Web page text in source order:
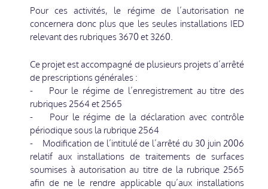
Pour ces activités, le régime de l’autorisation ne
concernera donc plus que les seules installations IED
relevant des rubriques 3670 et 3260.
Ce projet est accompagné de plusieurs projets d’arrêté
de prescriptions générales :
- Pour le régime de l’enregistrement au titre des
rubriques 2564 et 2565
- Pour le régime de la déclaration avec contrôle
périodique sous la rubrique 2564
- Modification de l’intitulé de l’arrêté du 30 juin 2006
relatif aux installations de traitements de surfaces
soumises à autorisation au titre de la rubrique 2565
afin de ne le rendre applicable qu’aux installations